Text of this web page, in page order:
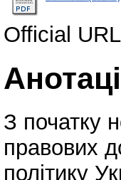
Official
З початку
правових
політику